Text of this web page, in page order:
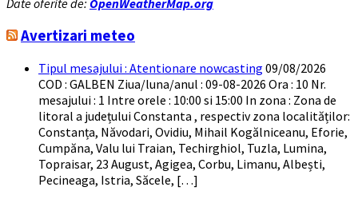
Date oferite de: OpenWeatherMap.org
Avertizari meteo
Tipul mesajului : Atentionare nowcasting 09/08/2026
COD : GALBEN Ziua/luna/anul : 09-08-2026 Ora : 10 Nr.
mesajului : 1 Intre orele : 10:00 si 15:00 In zona : Zona de
litoral a județului Constanta , respectiv zona localităților:
Constanța, Năvodari, Ovidiu, Mihail Kogălniceanu, Eforie,
Cumpăna, Valu lui Traian, Techirghiol, Tuzla, Lumina,
Topraisar, 23 August, Agigea, Corbu, Limanu, Albești,
Pecineaga, Istria, Săcele, […]